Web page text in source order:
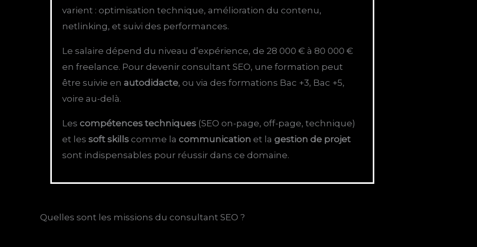
varient : optimisation technique, amélioration du contenu,
netlinking, et suivi des performances.
Le salaire dépend du niveau d’expérience, de 28 000 € à 80 000 €
en freelance. Pour devenir consultant SEO, une formation peut
être suivie en autodidacte, ou via des formations Bac +3, Bac +5,
voire au-delà.
Les compétences techniques (SEO on-page, off-page, technique)
et lessoft skills comme la communication et la gestion de projet
sont indispensables pour réussir dans ce domaine.
Quelles sont les missions du consultant SEO ?